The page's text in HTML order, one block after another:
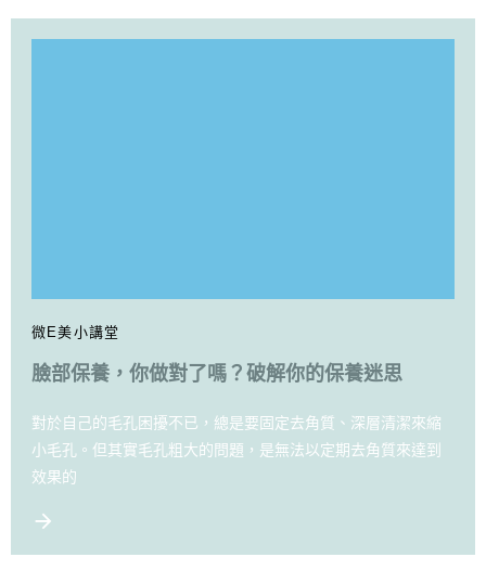
微E美小講堂
臉部保養，你做對了嗎？破解你的保養迷思
對於自己的毛孔困擾不已，總是要固定去角質、深層清潔來縮
小毛孔。但其實毛孔粗大的問題，是無法以定期去角質來達到
效果的